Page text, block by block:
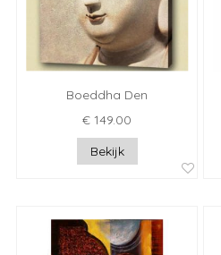
Boeddha Den
€ 149.00
Bekijk